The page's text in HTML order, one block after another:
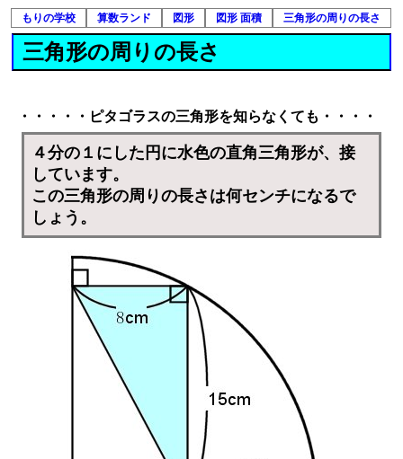
もりの学校 算数ランド 図形 図形 面積 三角形の周りの長さ
三角形の周りの長さ
・・・・・ピタゴラスの三角形を知らなくても・・・・
４分の１にした円に水色の直角三角形が、接
しています。
この三角形の周りの長さは何センチになるで
しょう。